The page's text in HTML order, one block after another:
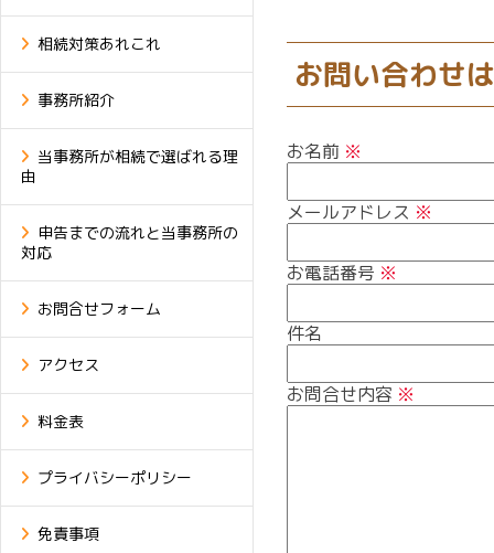
相続対策あれこれ
事務所紹介
当事務所が相続で選ばれる理
由
申告までの流れと当事務所の
対応
お問合せフォーム
アクセス
料金表
プライバシーポリシー
免責事項
お問い合わせ
お名前 ※
メールアドレス ※
お電話番号 ※
件名
お問合せ内容 ※